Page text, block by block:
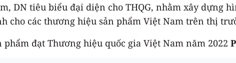
DN tiêu biểu đại diện cho THQG, nhằm xây dựng
cho các thương hiệu sản phẩm Việt Nam trên thị
phẩm đạt Thương hiệu quốc gia Việt Nam năm 2022